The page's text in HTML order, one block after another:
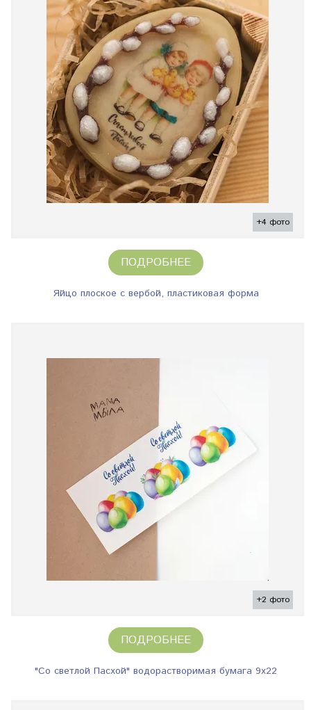
+4 фото
ПОДРОБНЕЕ
Яйцо плоское с вербой, пластиковая форма
+2 фото
ПОДРОБНЕЕ
"Со светлой Пасхой" водорастворимая бумага 9х22